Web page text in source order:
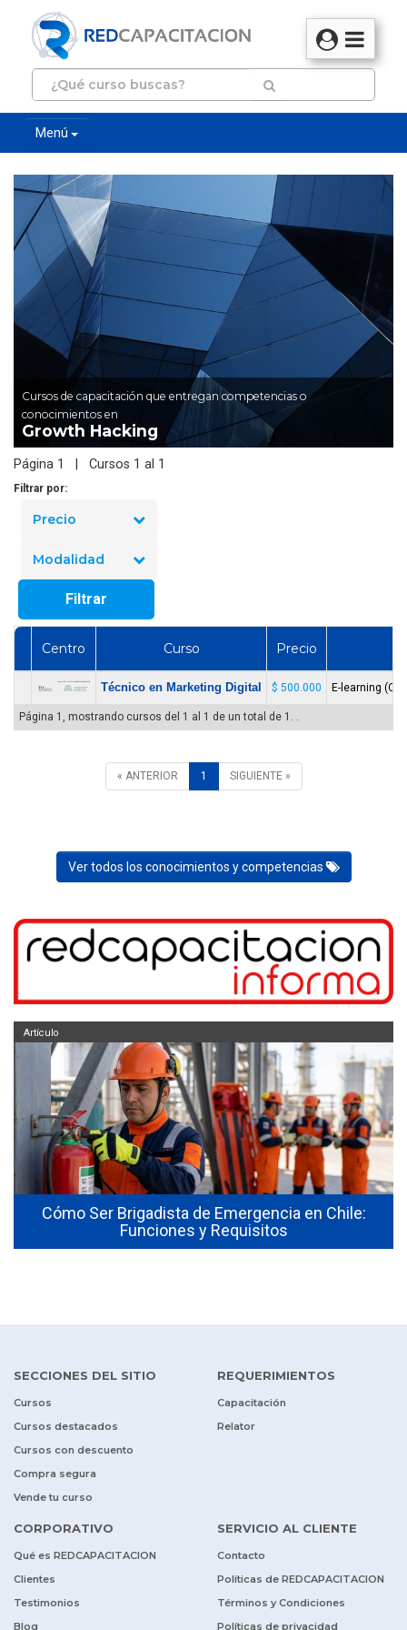
Menú
Cursos de capacitación que entregan competencias o
conocimientos en
Growth Hacking
Página 1 | Cursos 1 al 1
Filtrar por:
Precio
Modalidad
Filtrar
Centro Curso Precio
Técnico en Marketing Digital $ 500.000 E-learning
Página 1, mostrando cursos del 1 al 1 de un total de 1. .
« ANTERIOR 1 SIGUIENTE »
Ver todos los conocimientos y competencias
Cómo Ser Brigadista de Emergencia en Chile:
Funciones y Requisitos
Artículo
SECCIONES DEL SITIO
Cursos
Cursos destacados
Cursos con descuento
Compra segura
Vende tu curso
REQUERIMIENTOS
Capacitación
Relator
CORPORATIVO
Qué es REDCAPACITACION
Clientes
Testimonios
Blog
SERVICIO AL CLIENTE
Contacto
Políticas de REDCAPACITACION
Términos y Condiciones
Políticas de privacidad